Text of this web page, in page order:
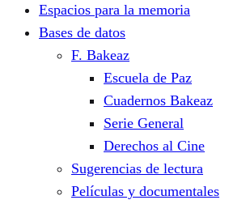
Espacios para la memoria
Bases de datos
F. Bakeaz
Escuela de Paz
Cuadernos Bakeaz
Serie General
Derechos al Cine
Sugerencias de lectura
Películas y documentales